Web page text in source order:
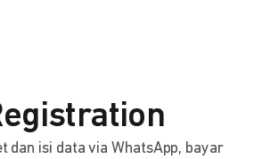
dan isi data via WhatsApp, bayar